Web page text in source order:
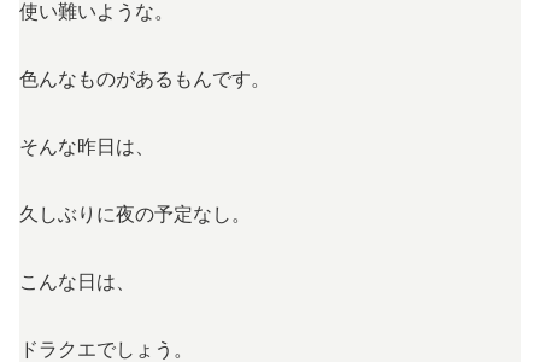
使い難いような。
色んなものがあるもんです。
そんな昨日は、
久しぶりに夜の予定なし。
こんな日は、
ドラクエでしょう。